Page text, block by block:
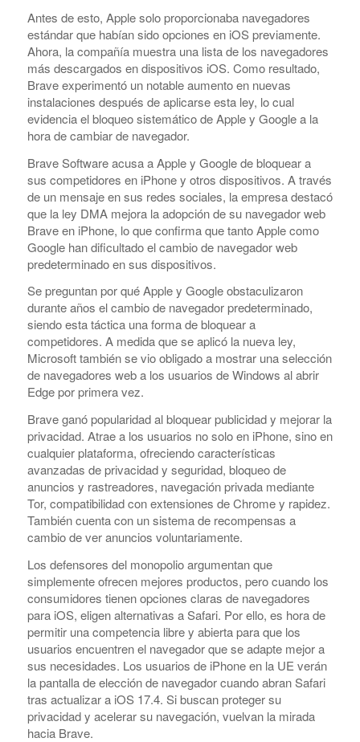
Antes de esto, Apple solo proporcionaba navegadores
estándar que habían sido opciones en iOS previamente.
Ahora, la compañía muestra una lista de los navegadores
más descargados en dispositivos iOS. Como resultado,
Brave experimentó un notable aumento en nuevas
instalaciones después de aplicarse esta ley, lo cual
evidencia el bloqueo sistemático de Apple y Google a la
hora de cambiar de navegador.
Brave Software acusa a Apple y Google de bloquear a
sus competidores en iPhone y otros dispositivos. A través
de un mensaje en sus redes sociales, la empresa destacó
que la ley DMA mejora la adopción de su navegador web
Brave en iPhone, lo que confirma que tanto Apple como
Google han dificultado el cambio de navegador web
predeterminado en sus dispositivos.
Se preguntan por qué Apple y Google obstaculizaron
durante años el cambio de navegador predeterminado,
siendo esta táctica una forma de bloquear a
competidores. A medida que se aplicó la nueva ley,
Microsoft también se vio obligado a mostrar una selección
de navegadores web a los usuarios de Windows al abrir
Edge por primera vez.
Brave ganó popularidad al bloquear publicidad y mejorar la
privacidad. Atrae a los usuarios no solo en iPhone, sino en
cualquier plataforma, ofreciendo características
avanzadas de privacidad y seguridad, bloqueo de
anuncios y rastreadores, navegación privada mediante
Tor, compatibilidad con extensiones de Chrome y rapidez.
También cuenta con un sistema de recompensas a
cambio de ver anuncios voluntariamente.
Los defensores del monopolio argumentan que
simplemente ofrecen mejores productos, pero cuando los
consumidores tienen opciones claras de navegadores
para iOS, eligen alternativas a Safari. Por ello, es hora de
permitir una competencia libre y abierta para que los
usuarios encuentren el navegador que se adapte mejor a
sus necesidades. Los usuarios de iPhone en la UE verán
la pantalla de elección de navegador cuando abran Safari
tras actualizar a iOS 17.4. Si buscan proteger su
privacidad y acelerar su navegación, vuelvan la mirada
hacia Brave.
COMPRAR REACHES BUYERS
Comprar Magazine reaches over 100,000 monthly
to purchase their inventory from trusted distributors.
Buyers from LATAM are looking to buy quality products.
Top 10 countries that actively seeking wholesale products
on Comprarmag.com: Venezuela, Mexico, Ecuador, Peru,
Colombia, Panama, Chile, Bolivia, Uruguay, and
Argentina. Reach LATAM buyers!
Busque compradores verificados y lo que venden
PRODUCTOS DE TECHNOLOGIA
Ofertas de Los Distirbuidores
Audio